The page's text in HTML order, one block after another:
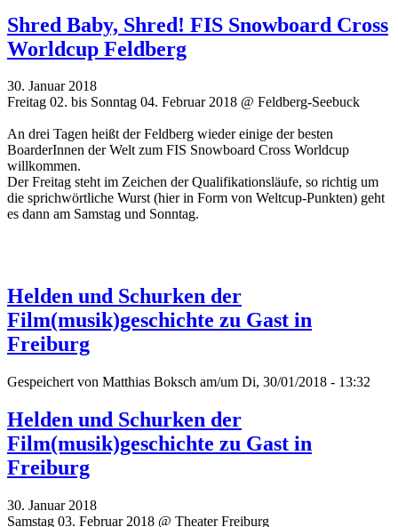
Shred Baby, Shred! FIS Snowboard Cross
Worldcup Feldberg
30. Januar 2018
Freitag 02. bis Sonntag 04. Februar 2018 @ Feldberg-Seebuck
An drei Tagen heißt der Feldberg wieder einige der besten
BoarderInnen der Welt zum FIS Snowboard Cross Worldcup
willkommen.
Der Freitag steht im Zeichen der Qualifikationsläufe, so richtig um
die sprichwörtliche Wurst (hier in Form von Weltcup-Punkten) geht
es dann am Samstag und Sonntag.
Helden und Schurken der
Film(musik)geschichte zu Gast in
Freiburg
Gespeichert von Matthias Boksch am/um Di, 30/01/2018 - 13:32
Helden und Schurken der
Film(musik)geschichte zu Gast in
Freiburg
30. Januar 2018
Samstag 03. Februar 2018 @ Theater Freiburg